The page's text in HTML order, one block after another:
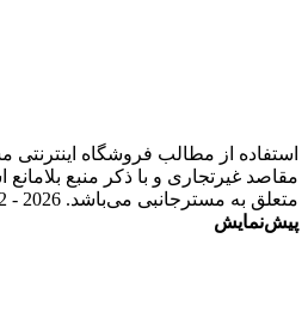
استفاده از مطالب فروشگاه
مقاصد غیرتجاری و با ذکر منبع
متعلق به مسترجانبی می‌باشد. Copyright © 2012 - 2026
پیش‌نمایش